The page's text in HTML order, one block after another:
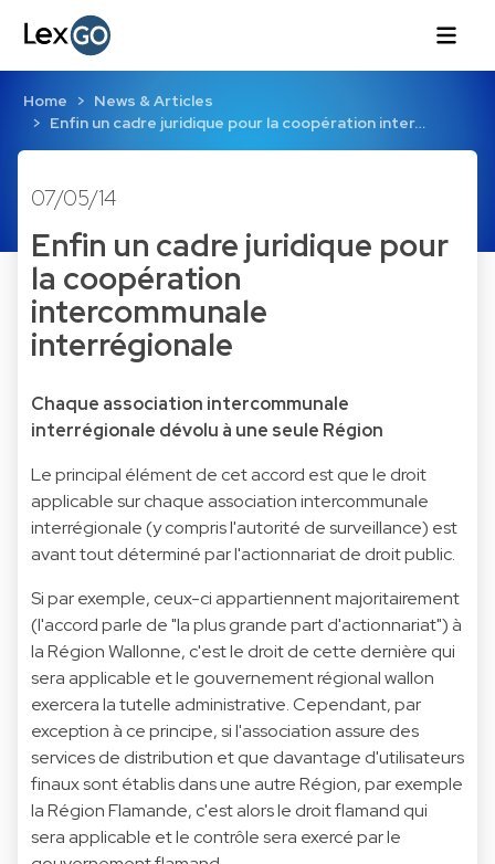
Home
News & Articles
Enfin un cadre juridique pour la coopération inter…
07/05/14
Enfin un cadre juridique pour
la coopération
intercommunale
interrégionale
Chaque association intercommunale
interrégionale dévolu à une seule Région
Le principal élément de cet accord est que le droit
applicable sur chaque association intercommunale
interrégionale (y compris l'autorité de surveillance) est
avant tout déterminé par l'actionnariat de droit public.
Si par exemple, ceux-ci appartiennent majoritairement
(l'accord parle de "la plus grande part d'actionnariat") à
la Région Wallonne, c'est le droit de cette dernière qui
sera applicable et le gouvernement régional wallon
exercera la tutelle administrative. Cependant, par
exception à ce principe, si l'association assure des
services de distribution et que davantage d'utilisateurs
finaux sont établis dans une autre Région, par exemple
la Région Flamande, c'est alors le droit flamand qui
sera applicable et le contrôle sera exercé par le